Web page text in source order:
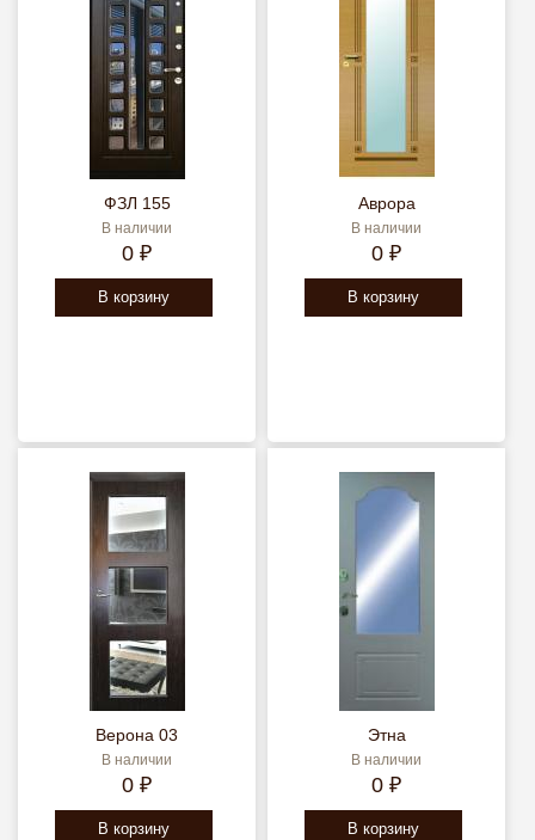
ФЗЛ 155
В наличии
0 ₽
В корзину
Аврора
В наличии
0 ₽
В корзину
Верона 03
В наличии
0 ₽
В корзину
Этна
В наличии
0 ₽
В корзину